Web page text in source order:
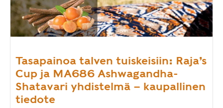
Tasapainoa talven tuiskeisiin: Raja’s
Cup ja MA686 Ashwagandha-
Shatavari yhdistelmä – kaupallinen
tiedote